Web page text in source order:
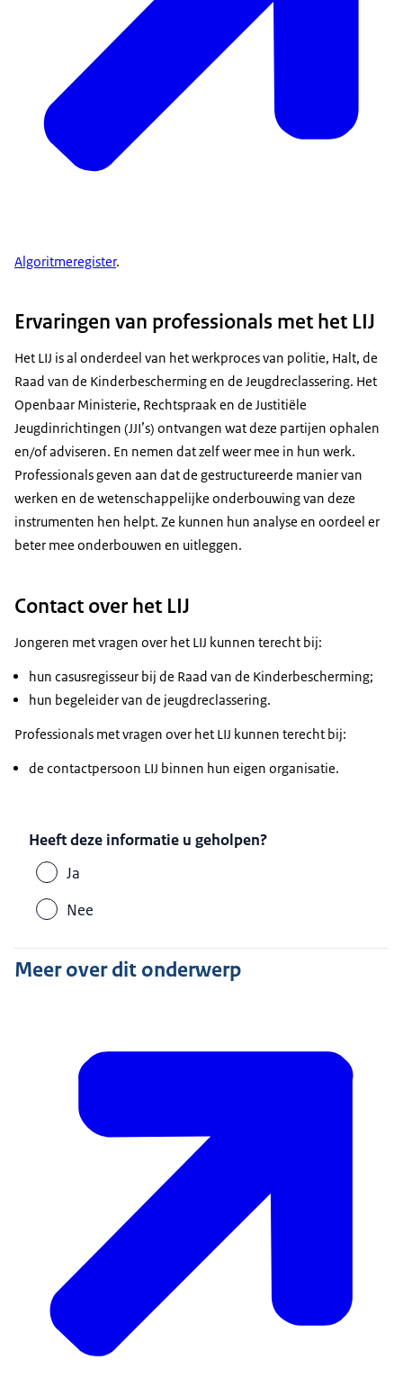
Algoritmeregister.
Ervaringen van professionals met het LIJ
Het LIJ is al onderdeel van het werkproces van politie, Halt, de
Raad van de Kinderbescherming en de Jeugdreclassering. Het
Openbaar Ministerie, Rechtspraak en de Justitiële
Jeugdinrichtingen (JJI’s) ontvangen wat deze partijen ophalen
en/of adviseren. En nemen dat zelf weer mee in hun werk.
Professionals geven aan dat de gestructureerde manier van
werken en de wetenschappelijke onderbouwing van deze
instrumenten hen helpt. Ze kunnen hun analyse en oordeel er
beter mee onderbouwen en uitleggen.
Contact over het LIJ
Jongeren met vragen over het LIJ kunnen terecht bij:
hun casusregisseur bij de Raad van de Kinderbescherming;
hun begeleider van de jeugdreclassering.
Professionals met vragen over het LIJ kunnen terecht bij:
de contactpersoon LIJ binnen hun eigen organisatie.
Heeft deze informatie u geholpen?
Ja
Nee
Meer over dit onderwerp